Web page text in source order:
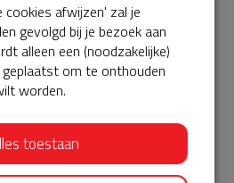
ProCardio
door de Hartstichting en
bij BuurtAED is AED360-ProCardio
en ontzorgen zij jou de
ProCardio is gespecialiseerd in de
van Philips AED’s.
afwijzen' zal je
gevolgd bij je bezoek aan
alleen een (noodzakelijke)
om te onthouden
worden.
Alles toestaan